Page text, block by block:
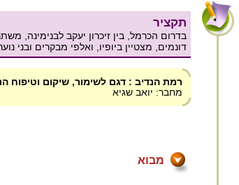
תקציר
בדרום הכרמל, בין זיכרון יעקב
דונמים, מצטיין ביופיו, ואלפי מבקרים ובני
רמת הנדיב : דגם לשימור, שיקום וטיפוח
מחבר: יואב שגיא
מבוא